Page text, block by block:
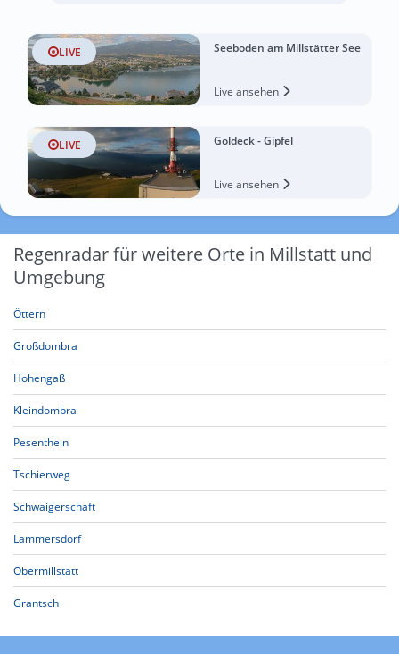
LIVE Seeboden am Millstätter See
Live ansehen
LIVE Goldeck - Gipfel
Live ansehen
Regenradar für weitere Orte in Millstatt und
Umgebung
Öttern
Großdombra
Hohengaß
Kleindombra
Pesenthein
Tschierweg
Schwaigerschaft
Lammersdorf
Obermillstatt
Grantsch